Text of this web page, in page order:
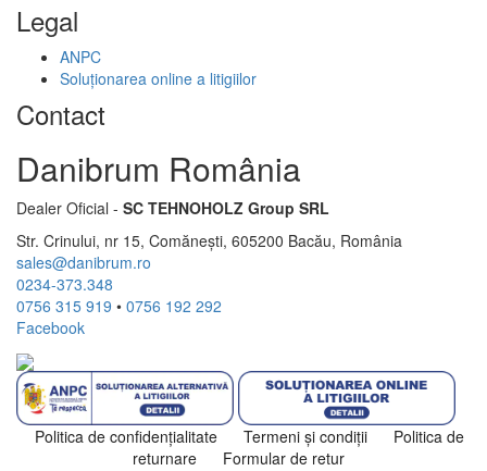
Legal
ANPC
Soluționarea online a litigiilor
Contact
Danibrum România
Dealer Oficial - SC TEHNOHOLZ Group SRL
Str. Crinului, nr 15, Comănești, 605200 Bacău, România
sales@danibrum.ro
0234-373.348
0756 315 919 • 0756 192 292
Facebook
Politica de confidenţialitate Termeni şi condiţii
Politica de
returnare
Formular de retur